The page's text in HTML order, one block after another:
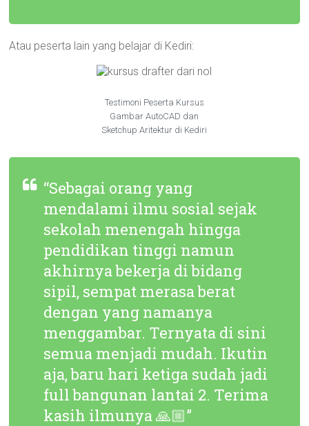
Atau peserta lain yang belajar di Kediri:
Testimoni Peserta Kursus
Gambar AutoCAD dan
Sketchup Aritektur di Kediri
“Sebagai orang yang
mendalami ilmu sosial sejak
sekolah menengah hingga
pendidikan tinggi namun
akhirnya bekerja di bidang
sipil, sempat merasa berat
dengan yang namanya
menggambar. Ternyata di sini
semua menjadi mudah. Ikutin
aja, baru hari ketiga sudah jadi
full bangunan lantai 2. Terima
kasih ilmunya 🙏🏼”